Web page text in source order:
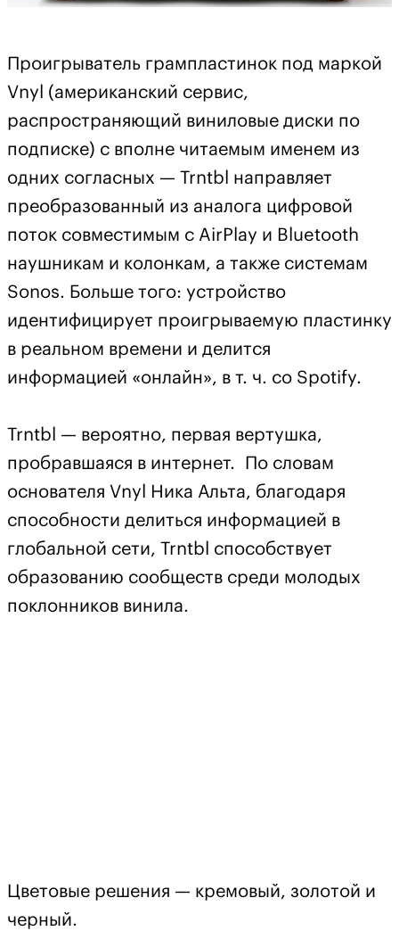
Проигрыватель грампластинок под маркой
Vnyl (американский сервис,
распространяющий виниловые диски по
подписке) с вполне читаемым именем из
одних согласных — Trntbl направляет
преобразованный из аналога цифровой
поток совместимым с AirPlay и Bluetooth
наушникам и колонкам, а также системам
Sonos. Больше того: устройство
идентифицирует проигрываемую пластинку
в реальном времени и делится
информацией «онлайн», в т. ч. со Spotify.
Trntbl — вероятно, первая вертушка,
пробравшаяся в интернет. По словам
основателя Vnyl Ника Альта, благодаря
способности делиться информацией в
глобальной сети, Trntbl способствует
образованию сообществ среди молодых
поклонников винила.
Цветовые решения — кремовый, золотой и
черный.